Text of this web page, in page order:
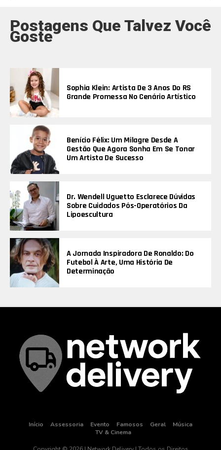
Postagens Que Talvez Você
Goste
Sophia Klein: Artista De 3 Anos Do RS
Grande Promessa No Cenário Artístico
Benício Félix: Um Milagre Desde A
Gestão Que Agora Sonha Em Se Tonar
Um Artista De Sucesso
Dr. Wendell Uguetto Esclarece Dúvidas
Sobre Cuidados Pós-Operatórios Da
Lipoescultura
A Jornada Inspiradora De Ronaldo: Do
Futebol À Arte, Uma História De
Determinação
Início Assessoria Evento Famosos Geral
Música
TV & Cinema